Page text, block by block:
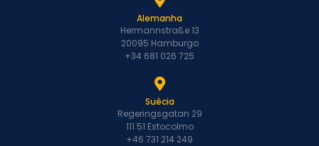
Alemanha
Hermannstraße 13
20095 Hamburgo
+34 681 026 725
Suécia
Regeringsgatan 29
111 51 Estocolmo
+46 731 214 249